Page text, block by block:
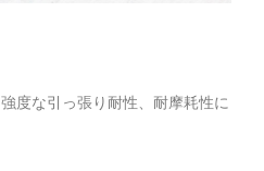
強度な引っ張り耐性、耐摩耗性に